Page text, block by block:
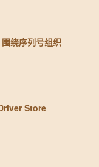
绕序列号组织
Store